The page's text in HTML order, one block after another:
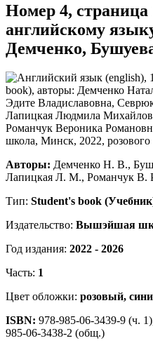
Номер 4, страница
английскому
Демченко,
Авторы: Демченко Н. В.,
Лапицкая Л. М., Романчук В.
Тип: Student's book
Издательство: Вышэйшая
Год издания: 2022 - 2026
Часть: 1
Цвет обложки: розовый,
ISBN: 978-985-06-3439-9 (ч.
985-06-3438-2 (общ.)